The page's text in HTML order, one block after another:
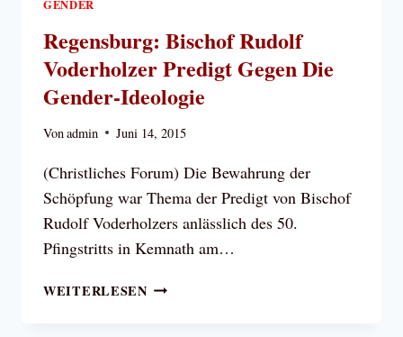
GENDER
Regensburg: Bischof Rudolf
Voderholzer Predigt Gegen Die
Gender-Ideologie
Vonadmin Juni 14, 2015
(Christliches Forum) Die Bewahrung der
Schöpfung war Thema der Predigt von Bischof
Rudolf Voderholzers anlässlich des 50.
Pfingstritts in Kemnath am…
WEITERLESENREGENSBURG: